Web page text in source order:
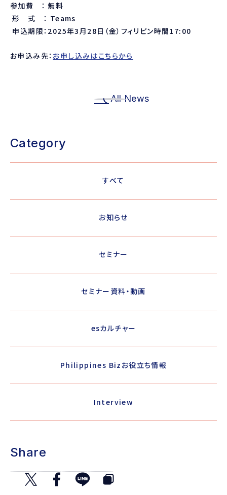
参加費 ： 無料
形 式 ： Teams
申込期限： 2025年3月 28日（金）フィリピン時間17:00
お申込み先： お申し込みはこちらから
All News
Category
すべて
お知らせ
セミナー
セミナー資料・動画
esカルチャー
Philippines Bizお役立ち情報
Interview
Share